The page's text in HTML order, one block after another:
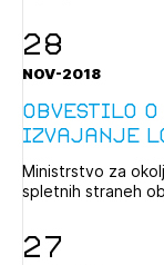
28
NOV-2018
Obvestilo
izvajanje
Ministrstvo za
spletnih straneh
27